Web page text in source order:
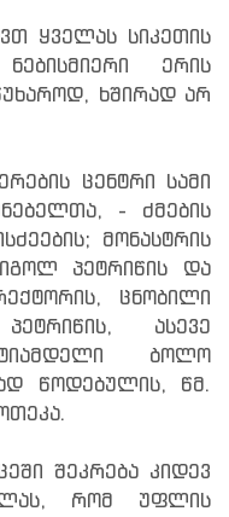
ყველას სიკეთის
ერის
ხშირად არ
ცენტრი სამი
- ძმების
მონასტრის
პეტრიწის და
ცნობილი
ასევე
ბოლო
წოდებულის, წმ.
შეკრება კიდევ
რომ უფლის